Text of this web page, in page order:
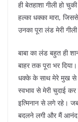
ही बेतहाशा गीली हो
हल्का धक्का मारा,
उनका पूरा लंड मेरी
बाबा का लंड बहुत ही
बाहर तक पूरा भर
धक्के के साथ मेरे मुख से
स्वभाव से मेरी चुदाई
इत्मिनान से लगे रहे।
बदलने लगी और मैं आनंद